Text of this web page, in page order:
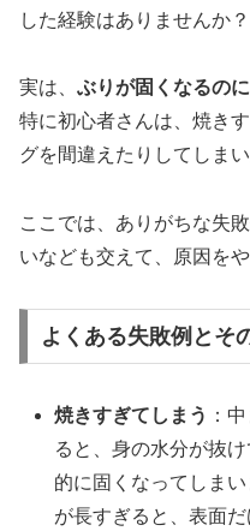
した経験はありませんか？
実は、 ぶりが固くなるの
特に初心者さんは、焼き
グを間違えたりしてしま
ここでは、ありがちな失
いなども交えて、原因を
よくある失敗例とそ
焼きすぎてしまう ：
ると、身の水分が抜
的に固くなってしま
が長すぎると、表面